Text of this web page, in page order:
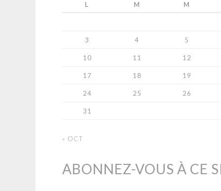
L M M
3 4 5
10 11 12
17 18 19
24 25 26
31
« OCT
ABONNEZ-VOUS À CE